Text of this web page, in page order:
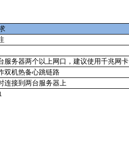
服务器两个以上网口，建议使用千兆网卡
双机热备心跳链路
连接到两台服务器上